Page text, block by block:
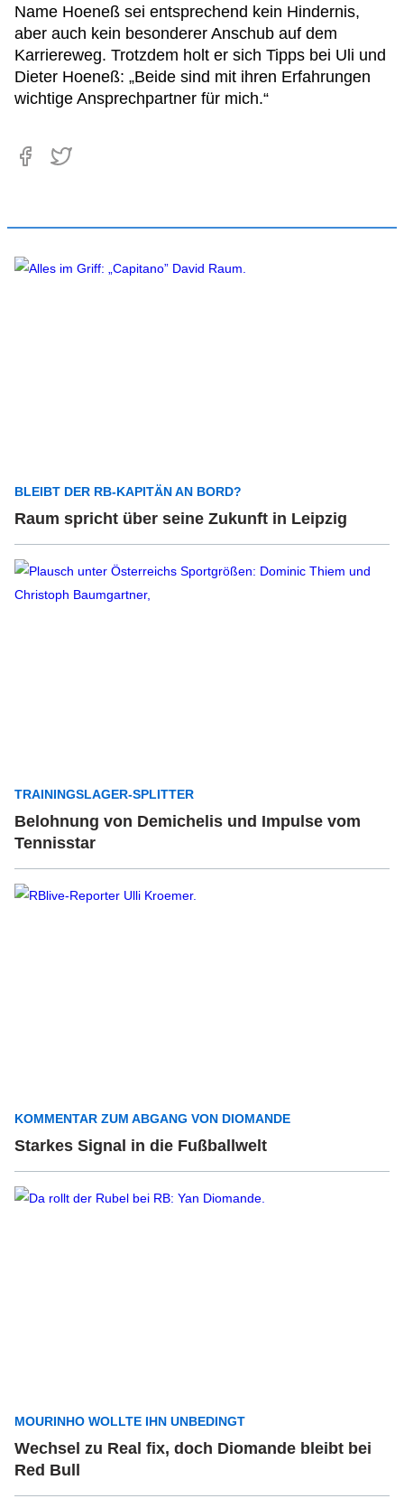
Name Hoeneß sei entsprechend kein Hindernis,
aber auch kein besonderer Anschub auf dem
Karriereweg. Trotzdem holt er sich Tipps bei Uli und
Dieter Hoeneß: „Beide sind mit ihren Erfahrungen
wichtige Ansprechpartner für mich.“
BLEIBT DER RB-KAPITÄN AN BORD?
Raum spricht über seine Zukunft in Leipzig
TRAININGSLAGER-SPLITTER
Belohnung von Demichelis und Impulse vom
Tennisstar
KOMMENTAR ZUM ABGANG VON DIOMANDE
Starkes Signal in die Fußballwelt
MOURINHO WOLLTE IHN UNBEDINGT
Wechsel zu Real fix, doch Diomande bleibt bei
Red Bull